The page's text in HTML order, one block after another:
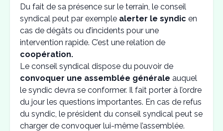
Du fait de sa présence sur le terrain, le conseil
syndical peut par exemple alerter le syndic en
cas de dégâts ou d’incidents pour une
intervention rapide. C’est une relation de
coopération.
Le conseil syndical dispose du pouvoir de
convoquer une assemblée générale auquel
le syndic devra se conformer. Il fait porter à l’ordre
du jour les questions importantes. En cas de refus
du syndic, le président du conseil syndical peut se
charger de convoquer lui-même l’assemblée.